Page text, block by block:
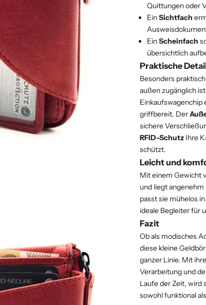
Quittungen oder
EinSichtfach
EinScheinfach
übersichtlich
Praktische
Besonders
außen zugänglich
Einkaufswagenchip
griffbereit. Der
sichere
RFID-Schutz Ihre
schützt.
Leicht und
Mit einem Gewicht
und liegt angenehm
passt sie mühelos
ideale Begleiter für
Fazit
Ob als modisches
diese kleine
ganzer Linie. Mit
Verarbeitung und
Laufe der Zeit, wird
sowohl funktional